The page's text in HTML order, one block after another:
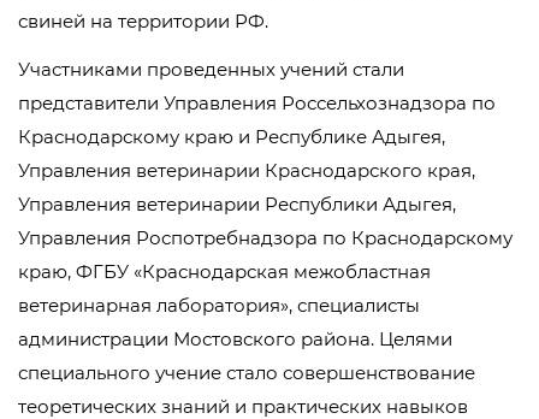
свиней на территории РФ.
Участниками проведенных учений стали
представители Управления Россельхознадзора по
Краснодарскому краю и Республике Адыгея,
Управления ветеринарии Краснодарского края,
Управления ветеринарии Республики Адыгея,
Управления Роспотребнадзора по Краснодарскому
краю, ФГБУ «Краснодарская межобластная
ветеринарная лаборатория», специалисты
администрации Мостовского района. Целями
специального учение стало совершенствование
теоретических знаний и практических навыков